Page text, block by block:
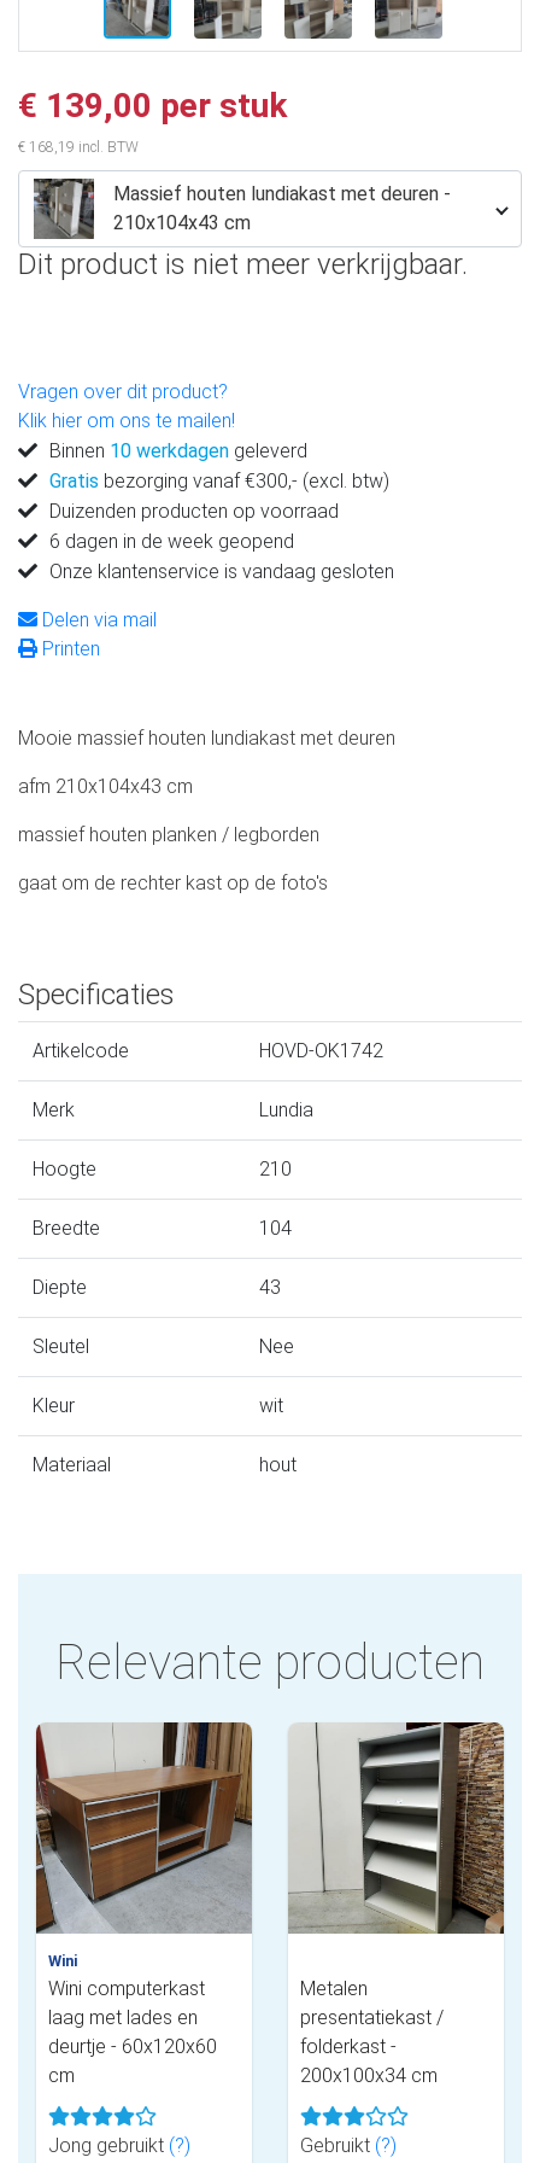
€ 139,00 per stuk
€ 168,19 incl. BTW
Massief houten lundiakast met deuren -
210x104x43 cm
Dit product is niet meer verkrijgbaar.
Vragen over dit product?
Klik hier om ons te mailen!
Binnen 10 werkdagen geleverd
Gratis bezorging vanaf €300,- (excl. btw)
Duizenden producten op voorraad
6 dagen in de week geopend
Onze klantenservice is vandaag gesloten
Delen via mail
Printen
Mooie massief houten lundiakast met deuren
afm 210x104x43 cm
massief houten planken / legborden
gaat om de rechter kast op de foto's
Specificaties
Artikelcode HOVD-OK1742
Merk Lundia
Hoogte 210
Breedte 104
Diepte 43
Sleutel Nee
Kleur wit
Materiaal hout
Relevante producten
Wini
Wini computerkast
laag met lades en
deurtje - 60x120x60
cm
Jong gebruikt (?)
Metalen
presentatiekast /
folderkast -
200x100x34 cm
Gebruikt (?)